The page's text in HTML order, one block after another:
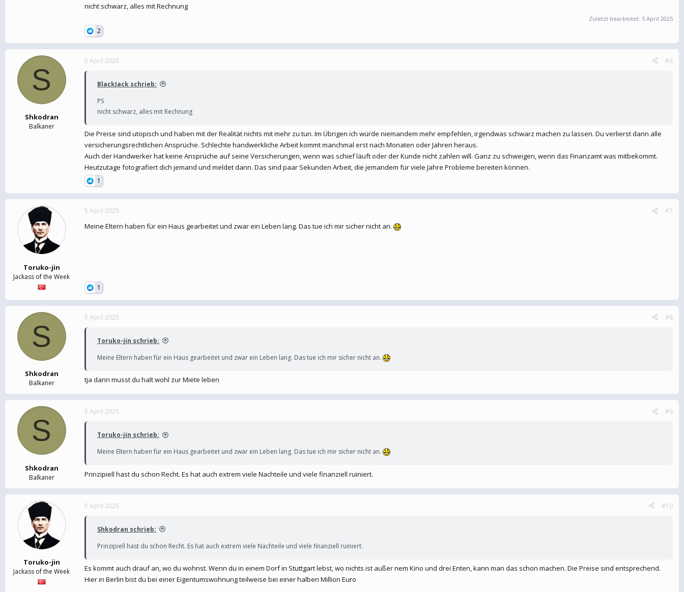
nicht schwarz, alles mit Rechnung
Zuletzt bearbeitet: 5 April 2025
2
S
Shkodran
Balkaner
5 April 2025 #6
BlackJack schrieb:
PS
nicht schwarz, alles mit Rechnung
Die Preise sind utopisch und haben mit der Realität nichts mit mehr zu tun. Im Übrigen ich würde niemandem mehr empfehlen, irgendwas schwarz machen zu lassen. Du verlierst dann alle
versicherungsrechtlichen Ansprüche. Schlechte handwerkliche Arbeit kommt manchmal erst nach Monaten oder Jahren heraus.
Auch der Handwerker hat keine Ansprüche auf seine Versicherungen, wenn was schief läuft oder der Kunde nicht zahlen will. Ganz zu schweigen, wenn das Finanzamt was mitbekommt.
Heutzutage fotografiert dich jemand und meldet dann. Das sind paar Sekunden Arbeit, die jemandem für viele Jahre Probleme bereiten können.
1
Toruko-jin
Jackass of the Week
5 April 2025 #7
Meine Eltern haben für ein Haus gearbeitet und zwar ein Leben lang. Das tue ich mir sicher nicht an.
1
S
Shkodran
Balkaner
5 April 2025 #8
Toruko-jin schrieb:
Meine Eltern haben für ein Haus gearbeitet und zwar ein Leben lang. Das tue ich mir sicher nicht an.
tja dann musst du halt wohl zur Miete leben
S
Shkodran
Balkaner
5 April 2025 #9
Toruko-jin schrieb:
Meine Eltern haben für ein Haus gearbeitet und zwar ein Leben lang. Das tue ich mir sicher nicht an.
Prinzipiell hast du schon Recht. Es hat auch extrem viele Nachteile und viele finanziell ruiniert.
Toruko-jin
Jackass of the Week
5 April 2025 #10
Shkodran schrieb:
Prinzipiell hast du schon Recht. Es hat auch extrem viele Nachteile und viele finanziell ruiniert.
Es kommt auch drauf an, wo du wohnst. Wenn du in einem Dorf in Stuttgart lebst, wo nichts ist außer nem Kino und drei Enten, kann man das schon machen. Die Preise sind entsprechend.
Hier in Berlin bist du bei einer Eigentumswohnung teilweise bei einer halben Million Euro